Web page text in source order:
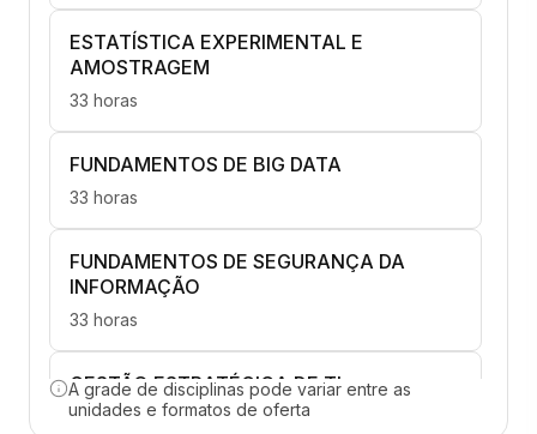
ESTATÍSTICA EXPERIMENTAL E
AMOSTRAGEM
33 horas
FUNDAMENTOS DE BIG DATA
33 horas
FUNDAMENTOS DE SEGURANÇA DA
INFORMAÇÃO
33 horas
GESTÃO ESTRATÉGICA DE TI
33 horas
A grade de disciplinas pode variar entre as
unidades e formatos de oferta